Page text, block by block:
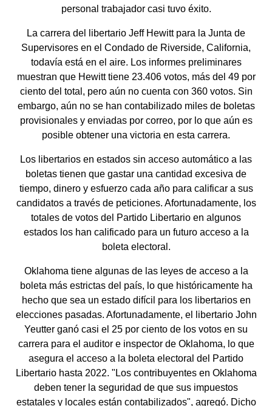
personal trabajador casi tuvo éxito.
La carrera del libertario Jeff Hewitt para la Junta de
Supervisores en el Condado de Riverside, California,
todavía está en el aire. Los informes preliminares
muestran que Hewitt tiene 23.406 votos, más del 49 por
ciento del total, pero aún no cuenta con 360 votos. Sin
embargo, aún no se han contabilizado miles de boletas
provisionales y enviadas por correo, por lo que aún es
posible obtener una victoria en esta carrera.
Los libertarios en estados sin acceso automático a las
boletas tienen que gastar una cantidad excesiva de
tiempo, dinero y esfuerzo cada año para calificar a sus
candidatos a través de peticiones. Afortunadamente, los
totales de votos del Partido Libertario en algunos
estados los han calificado para un futuro acceso a la
boleta electoral.
Oklahoma tiene algunas de las leyes de acceso a la
boleta más estrictas del país, lo que históricamente ha
hecho que sea un estado difícil para los libertarios en
elecciones pasadas. Afortunadamente, el libertario John
Yeutter ganó casi el 25 por ciento de los votos en su
carrera para el auditor e inspector de Oklahoma, lo que
asegura el acceso a la boleta electoral del Partido
Libertario hasta 2022. "Los contribuyentes en Oklahoma
deben tener la seguridad de que sus impuestos
estatales y locales están contabilizados", agregó. Dicho